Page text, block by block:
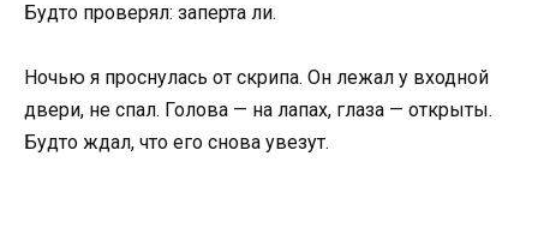
Будто проверял: заперта ли.
Ночью я проснулась от скрипа. Он лежал у входной
двери, не спал. Голова — на лапах, глаза — открыты.
Будто ждал, что его снова увезут.